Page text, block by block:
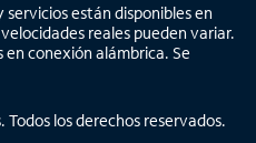
están disponibles en
reales pueden variar.
conexión alámbrica. Se
los derechos reservados.